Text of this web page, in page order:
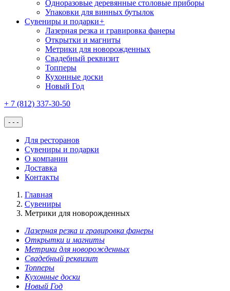
Одноразовые деревянные столовые приборы
Упаковки для винных бутылок
Сувениры и подарки+
Лазерная резка и гравировка фанеры
Открытки и магниты
Метрики для новорожденных
Свадебный реквизит
Топперы
Кухонные доски
Новый Год
+ 7 (812) 337-30-50
- - -
Для ресторанов
Сувениры и подарки
О компании
Доставка
Контакты
Главная
Сувениры
Метрики для новорожденных
Лазерная резка и гравировка фанеры
Открытки и магниты
Метрики для новорожденных
Свадебный реквизит
Топперы
Кухонные доски
Новый Год